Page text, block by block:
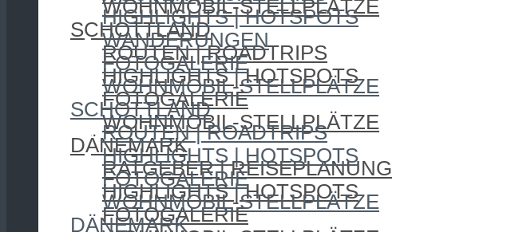
WOHNMOBIL-STELLPLÄTZE
SCHOTTLAND
ROUTEN | ROADTRIPS
HIGHLIGHTS | HOTSPOTS
FOTOGALERIE
WOHNMOBIL-STELLPLÄTZE
DÄNEMARK
RATGEBER | REISEPLANUNG
HIGHLIGHTS | HOTSPOTS
FOTOGALERIE
HIGHLIGHTS | HOTSPOTS
WANDERUNGEN
FOTOGALERIE
WOHNMOBIL-STELLPLÄTZE
SCHOTTLAND
ROUTEN | ROADTRIPS
HIGHLIGHTS | HOTSPOTS
FOTOGALERIE
WOHNMOBIL-STELLPLÄTZE
DÄNEMARK